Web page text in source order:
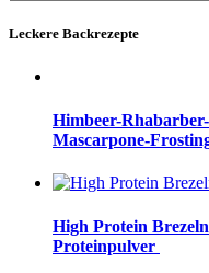
Leckere Backrezepte
Himbeer-
Mascarpone-
High Protein
Proteinpulver